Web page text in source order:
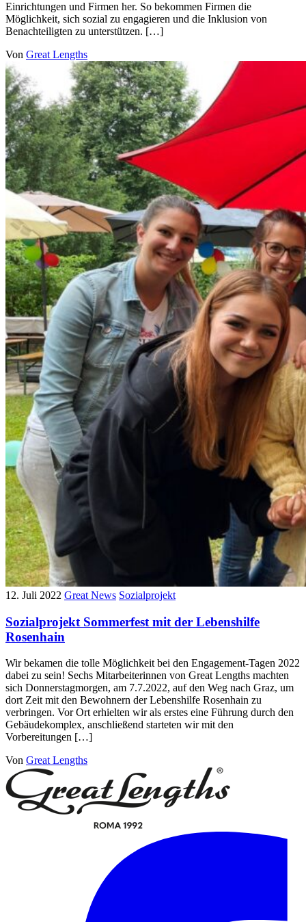
Einrichtungen und Firmen her. So bekommen Firmen die
Möglichkeit, sich sozial zu engagieren und die Inklusion von
Benachteiligten zu unterstützen. […]
Von Great Lengths
12. Juli 2022 Great News Sozialprojekt
Sozialprojekt Sommerfest mit der Lebenshilfe
Rosenhain
Wir bekamen die tolle Möglichkeit bei den Engagement-Tagen 2022
dabei zu sein! Sechs Mitarbeiterinnen von Great Lengths machten
sich Donnerstagmorgen, am 7.7.2022, auf den Weg nach Graz, um
dort Zeit mit den Bewohnern der Lebenshilfe Rosenhain zu
verbringen. Vor Ort erhielten wir als erstes eine Führung durch den
Gebäudekomplex, anschließend starteten wir mit den
Vorbereitungen […]
Von Great Lengths